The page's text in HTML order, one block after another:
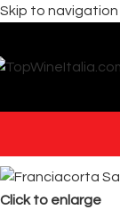
Skip to navigation
Click to enlarge